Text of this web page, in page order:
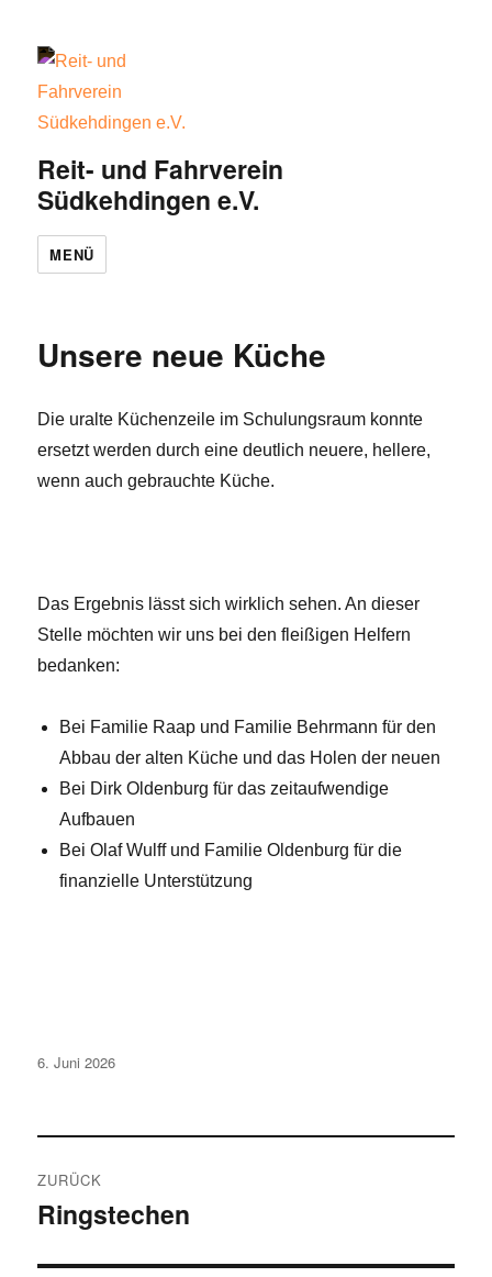
Reit- und Fahrverein
Südkehdingen e.V.
MENÜ
Unsere neue Küche
Die uralte Küchenzeile im Schulungsraum konnte
ersetzt werden durch eine deutlich neuere, hellere,
wenn auch gebrauchte Küche.
Das Ergebnis lässt sich wirklich sehen. An dieser
Stelle möchten wir uns bei den fleißigen Helfern
bedanken:
Bei Familie Raap und Familie Behrmann für den
Abbau der alten Küche und das Holen der neuen
Bei Dirk Oldenburg für das zeitaufwendige
Aufbauen
Bei Olaf Wulff und Familie Oldenburg für die
finanzielle Unterstützung
Veröffentlicht
6. Juni 2026
ZURÜCK
Vorheriger
Ringstechen